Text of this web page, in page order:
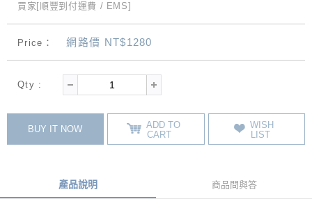
買家[順豐到付運費 / EMS]
Price：網路價 NT$1280
Qty :
BUY IT NOW
ADD TO
CART
WISH
LIST
產品說明 商品問與答